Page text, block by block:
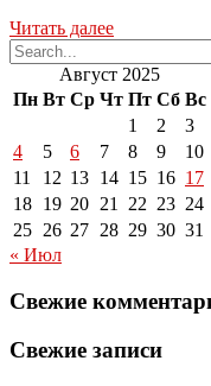
Читать далее
Август 2025
Пн Вт Ср Чт Пт Сб Вс
1
2
3
4
5 6 7 8 9
10
11
12 13 14 15 16 17
18 19 20 21 22 23 24
25 26 27 28 29 30 31
« Июл
Свежие
Свежие записи